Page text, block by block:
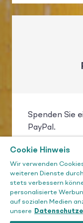
Spenden Sie
PayPal.
MIT
Cookie Hinweis
Wir verwenden
weiteren Dienste
stets verbessern
personalisierte
auf sozialen Medien
unsere